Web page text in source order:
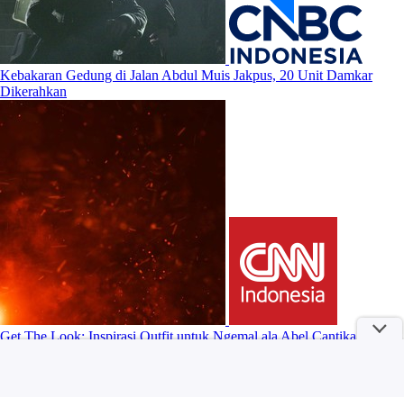
Kebakaran Gedung di Jalan Abdul Muis Jakpus, 20 Unit Damkar
Dikerahkan
Get The Look: Inspirasi Outfit untuk Ngemal ala Abel Cantika